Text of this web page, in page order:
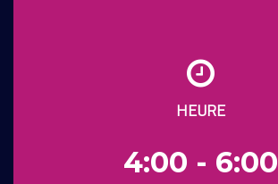
HEURE
4:00 - 6:00